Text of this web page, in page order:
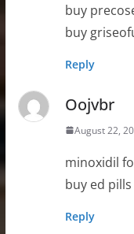
buy
buy
Reply
Oojvbr
August 22,
minoxidil
buy ed
Reply